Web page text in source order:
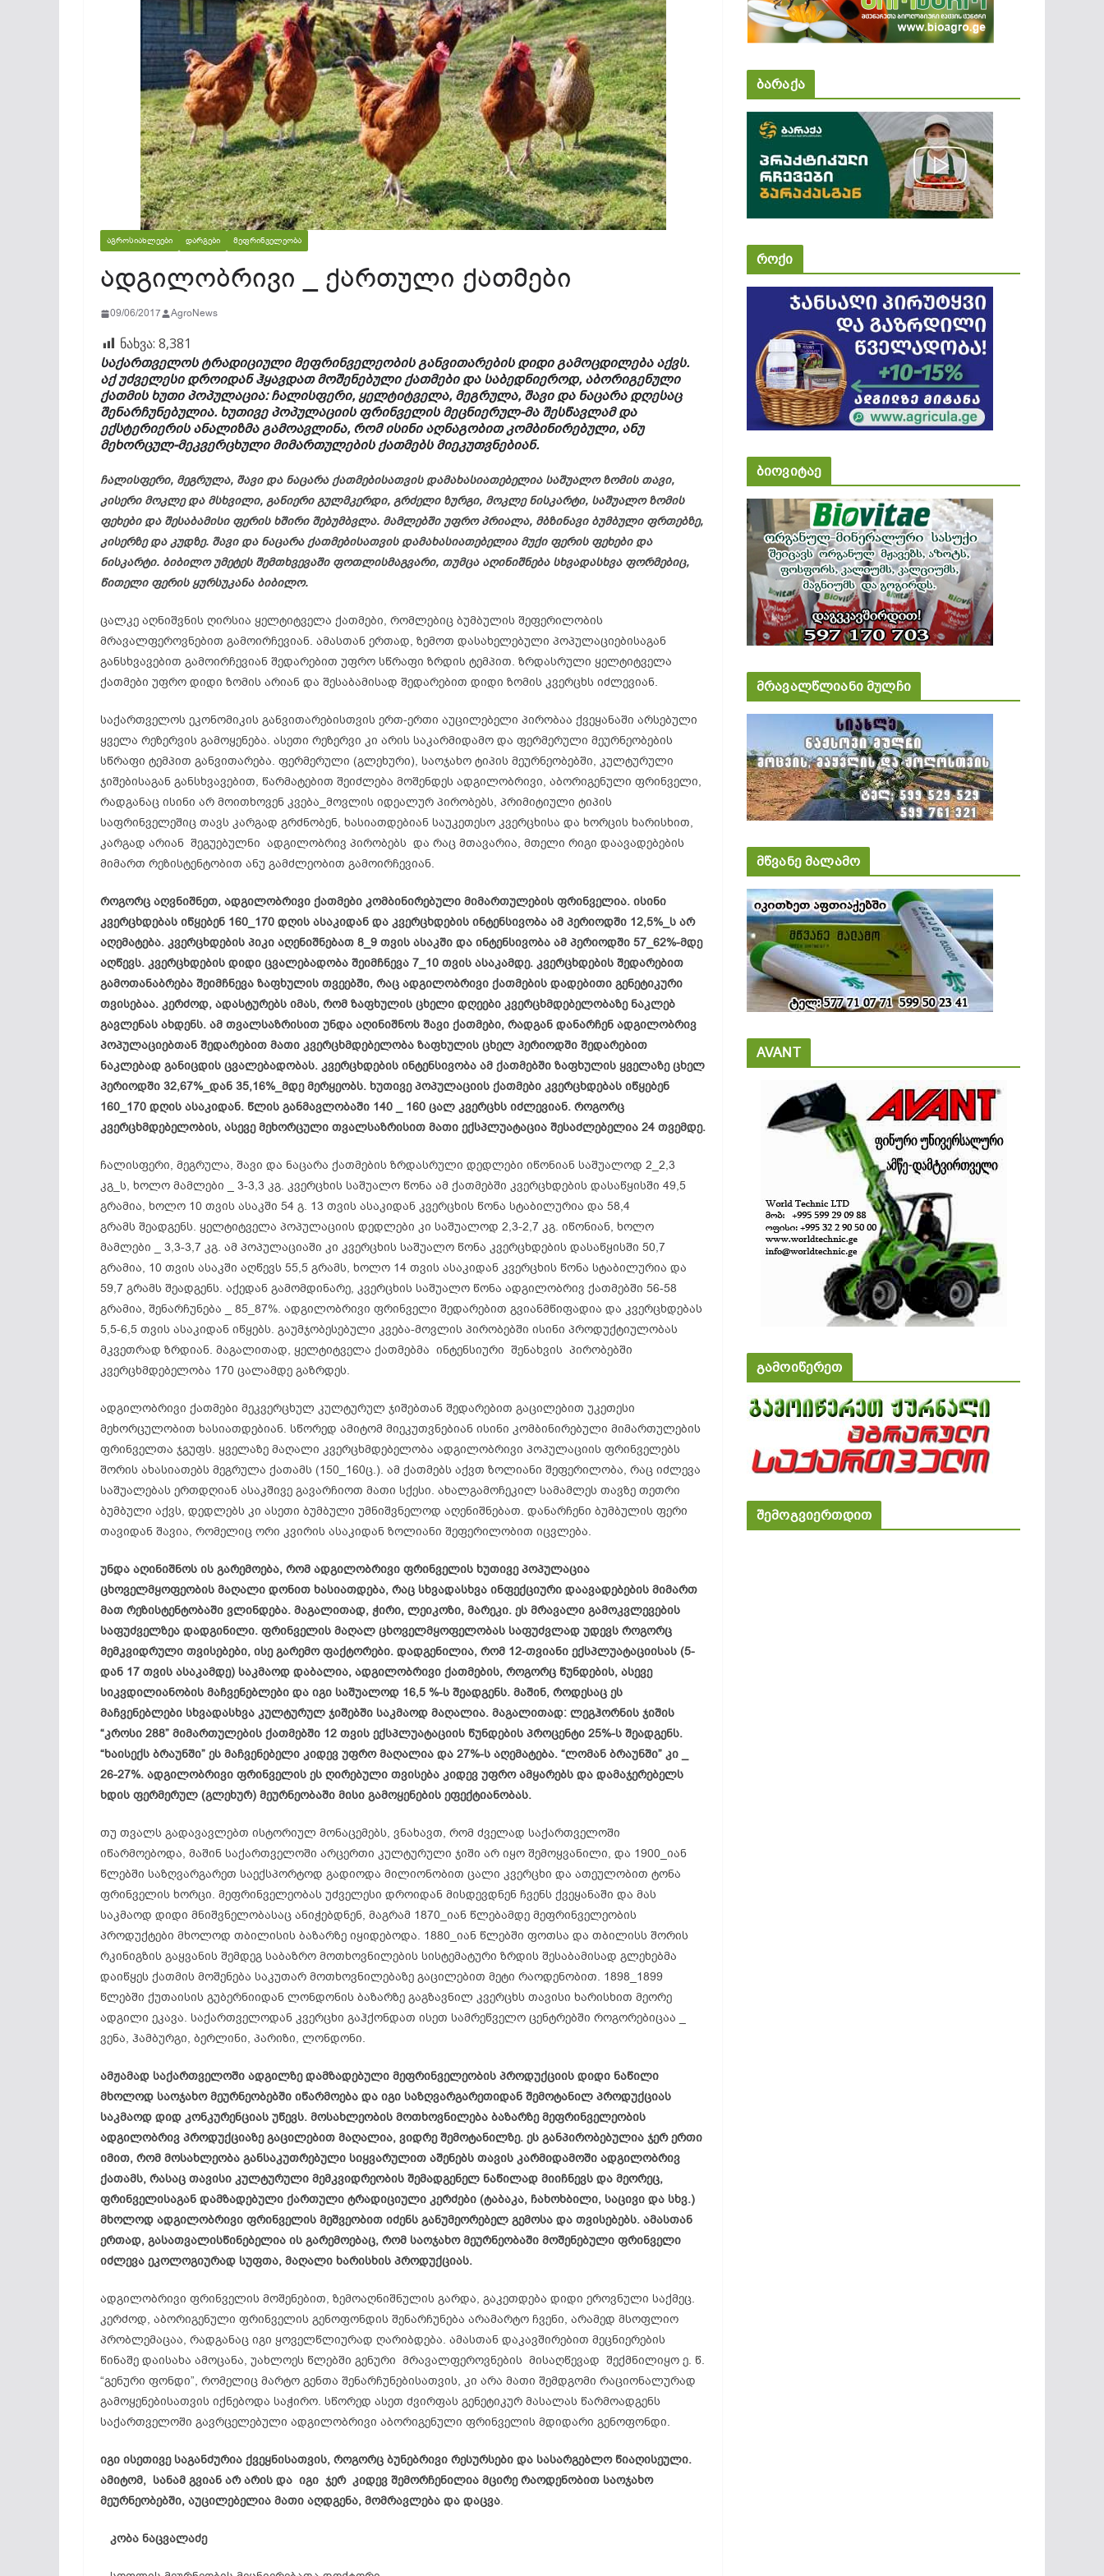
ᲐᲒᲠᲝᲡᲘᲐᲮᲚᲔᲔᲑᲘ ᲓᲐᲠᲒᲔᲑᲘ ᲛᲔᲤᲠᲘᲜᲕᲔᲚᲔᲝᲑᲐ
ადგილობრივი _ ქართული ქათმები
09/06/2017 AgroNews
ნახვა: 8,381
საქართველოს ტრადიციული მეფრინველეობის განვითარების დიდი გამოცდილება აქვს.
აქ უძველესი დროიდან ჰყავდათ მოშენებული ქათმები და საბედნიეროდ, აბორიგენული
ქათმის ხუთი პოპულაცია: ჩალისფერი,ყელტიტველა, მეგრულა, შავი და ნაცარა დღესაც
შენარჩუნებულია. ხუთივე პოპულაციის ფრინველისმეცნიერულ-მაშესწავლამ და
ექსტერიერის ანალიზმა გამოავლინა, რომ ისინი აღნაგობით კომბინირებული, ანუ
მეხორცულ-მეკვერცხულიმიმართულების ქათმებს მიეკუთვნებიან.
ჩალისფერი, მეგრულა, შავი და ნაცარაქათმებისათვისდამახასიათებელია საშუალო ზომის თავი,
კისერი მოკლე და მსხვილი, განიერი გულმკერდი, გრძელი ზურგი, მოკლე ნისკარტი, საშუალო ზომის
ფეხები და შესაბამისი ფერის ხშირი შებუმბვლა. მამლებშიუფრო პრიალა, მბზინავი ბუმბული ფრთებზე,
კისერზე და კუდზე. შავი და ნაცარაქათმებისათვისდამახასიათებელია მუქი ფერის ფეხები და
ნისკარტი. ბიბილო უმეტეს შემთხვევაში ფოთლისმაგვარი, თუმცა აღინიშნება სხვადასხვა ფორმებიც,
წითელი ფერისყურსუკანაბიბილო.
ცალკე აღნიშვნის ღირსია ყელტიტველა ქათმები, რომლებიც ბუმბულის შეფერილობის
მრავალფეროვნებით გამოირჩევიან. ამასთან ერთად, ზემოთ დასახელებული პოპულაციებისაგან
განსხვავებით გამოირჩევიან შედარებით უფრო სწრაფი ზრდის ტემპით. ზრდასრული ყელტიტველა
ქათმები უფრო დიდი ზომის არიან და შესაბამისად შედარებით დიდი ზომის კვერცხს იძლევიან.
საქართველოს ეკონომიკის განვითარებისთვის ერთ-ერთი აუცილებელი პირობაა ქვეყანაში არსებული
ყველა რეზერვის გამოყენება. ასეთი რეზერვი კი არის საკარმიდამო და ფერმერული მეურნეობების
სწრაფი ტემპით განვითარება. ფერმერული (გლეხური), საოჯახო ტიპის მეურნეობებში, კულტურული
ჯიშებისაგან განსხვავებით, წარმატებით შეიძლება მოშენდეს ადგილობრივი, აბორიგენული ფრინველი,
რადგანაც ისინი არ მოითხოვენ კვება_მოვლის იდეალურ პირობებს, პრიმიტიული ტიპის
საფრინველეშიც თავს კარგად გრძნობენ, ხასიათდებიან საუკეთესო კვერცხისა და ხორცის ხარისხით,
კარგად არიან შეგუებულნი ადგილობრივ პირობებს და რაც მთავარია, მთელი რიგი დაავადებების
მიმართ რეზისტენტობით ანუ გამძლეობით გამოირჩევიან.
როგორც აღვნიშნეთ, ადგილობრივი ქათმები კომბინირებული მიმართულების ფრინველია. ისინი
კვერცხდებას იწყებენ 160_170 დღის ასაკიდან და კვერცხდების ინტენსივობა ამ პერიოდში 12,5%_ს არ
აღემატება. კვერცხდების პიკი აღენიშნებათ 8_9 თვის ასაკში და ინტენსივობა ამ პერიოდში 57_62%-მდე
აღწევს. კვერცხდების დიდი ცვალებადობა შეიმჩნევა 7_10 თვის ასაკამდე. კვერცხდების შედარებით
გამოთანაბრება შეიმჩნევა ზაფხულის თვეებში, რაც ადგილობრივი ქათმების დადებითი გენეტიკური
თვისებაა. კერძოდ, ადასტურებს იმას, რომ ზაფხულის ცხელი დღეები კვერცხმდებელობაზენაკლებ
გავლენას ახდენს. ამ თვალსაზრისით უნდა აღინიშნოს შავი ქათმები, რადგან დანარჩენ ადგილობრივ
პოპულაციებთან შედარებით მათი კვერცხმდებელობა ზაფხულის ცხელ პერიოდში შედარებით
ნაკლებად განიცდის ცვალებადობას. კვერცხდების ინტენსივობა ამ ქათმებში ზაფხულის ყველაზე ცხელ
პერიოდში 32,67%_დან 35,16%_მდე მერყეობს. ხუთივე პოპულაციის ქათმები კვერცხდებას იწყებენ
160_170 დღის ასაკიდან. წლის განმავლობაში 140 _ 160 ცალ კვერცხს იძლევიან. როგორც
კვერცხმდებელობის, ასევე მეხორცული თვალსაზრისით მათი ექსპლუატაცია შესაძლებელია 24 თვემდე.
ჩალისფერი, მეგრულა, შავი და ნაცარა ქათმების ზრდასრული დედლები იწონიან საშუალოდ 2_2,3
კგ_ს, ხოლო მამლები _ 3-3,3 კგ. კვერცხის საშუალო წონა ამ ქათმებში კვერცხდების დასაწყისში 49,5
გრამია, ხოლო 10 თვის ასაკში 54 გ. 13 თვის ასაკიდან კვერცხის წონა სტაბილურია და 58,4
გრამს შეადგენს. ყელტიტველა პოპულაციის დედლები კი საშუალოდ 2,3-2,7 კგ. იწონიან, ხოლო
მამლები _ 3,3-3,7 კგ. ამ პოპულაციაში კი კვერცხის საშუალო წონა კვერცხდების დასაწყისში 50,7
გრამია, 10 თვის ასაკში აღწევს 55,5 გრამს, ხოლო 14 თვის ასაკიდან კვერცხის წონა სტაბილურია და
59,7 გრამს შეადგენს. აქედან გამომდინარე, კვერცხის საშუალო წონა ადგილობრივ ქათმებში 56-58
გრამია, შენარჩუნება _ 85_87%. ადგილობრივი ფრინველი შედარებით გვიანმწიფადია და კვერცხდებას
5,5-6,5 თვის ასაკიდან იწყებს. გაუმჯობესებული კვება-მოვლის პირობებში ისინი პროდუქტიულობას
მკვეთრად ზრდიან. მაგალითად, ყელტიტველა ქათმებმა ინტენსიური შენახვის პირობებში
კვერცხმდებელობა 170 ცალამდე გაზრდეს.
ადგილობრივი ქათმები მეკვერცხულ კულტურულ ჯიშებთან შედარებით გაცილებით უკეთესი
მეხორცულობით ხასიათდებიან. სწორედ ამიტომ მიეკუთვნებიან ისინი კომბინირებული მიმართულების
ფრინველთა ჯგუფს. ყველაზე მაღალი კვერცხმდებელობა ადგილობრივი პოპულაციის ფრინველებს
შორის ახასიათებს მეგრულა ქათამს (150_160ც.). ამ ქათმებს აქვთ ზოლიანი შეფერილობა, რაც იძლევა
საშუალებას ერთდღიან ასაკშივე გავარჩიოთ მათი სქესი. ახალგამოჩეკილ სამამლეს თავზე თეთრი
ბუმბული აქვს, დედლებს კი ასეთი ბუმბული უმნიშვნელოდ აღენიშნებათ. დანარჩენი ბუმბულის ფერი
თავიდან შავია, რომელიც ორი კვირის ასაკიდან ზოლიანი შეფერილობით იცვლება.
უნდა აღინიშნოს ის გარემოება, რომ ადგილობრივი ფრინველის ხუთივე პოპულაცია
ცხოველმყოფეობის მაღალი დონით ხასიათდება, რაც სხვადასხვა ინფექციური დაავადებების მიმართ
მათ რეზისტენტობაში ვლინდება. მაგალითად, ჭირი, ლეიკოზი, მარეკი. ეს მრავალი გამოკვლევების
საფუძველზეა დადგინილი. ფრინველის მაღალ ცხოველმყოფელობას საფუძვლად უდევს როგორც
მემკვიდრული თვისებები, ისე გარემო ფაქტორები. დადგენილია, რომ 12-თვიანი ექსპლუატაციისას (5-
დან 17 თვის ასაკამდე) საკმაოდ დაბალია, ადგილობრივი ქათმების, როგორც წუნდების, ასევე
სიკვდილიანობის მაჩვენებლები და იგი საშუალოდ 16,5 %-ს შეადგენს. მაშინ, როდესაც ეს
მაჩვენებლები სხვადასხვა კულტურულ ჯიშებში საკმაოდ მაღალია. მაგალითად: ლეგჰორნის ჯიშის
“კროსი 288” მიმართულების ქათმებში 12 თვის ექსპლუატაციის წუნდების პროცენტი 25%-ს შეადგენს.
“ხაისექს ბრაუნში” ეს მაჩვენებელი კიდევ უფრო მაღალია და 27%-ს აღემატება. “ლომან ბრაუნში” კი _
26-27%. ადგილობრივი ფრინველის ეს ღირებული თვისება კიდევ უფრო ამყარებს და დამაჯერებელს
ხდის ფერმერულ (გლეხურ) მეურნეობაში მისი გამოყენების ეფექტიანობას.
თუ თვალს გადავავლებთ ისტორიულ მონაცემებს, ვნახავთ, რომ ძველად საქართველოში
იწარმოებოდა, მაშინ საქართველოში არცერთი კულტურული ჯიში არ იყო შემოყვანილი, და 1900_იან
წლებში საზღვარგარეთ საექსპორტოდ გადიოდა მილიონობით ცალი კვერცხი და ათეულობით ტონა
ფრინველის ხორცი. მეფრინველეობას უძველესი დროიდან მისდევდნენ ჩვენს ქვეყანაში და მას
საკმაოდ დიდი მნიშვნელობასაც ანიჭებდნენ, მაგრამ 1870_იან წლებამდე მეფრინველეობის
პროდუქტები მხოლოდ თბილისის ბაზარზე იყიდებოდა. 1880_იან წლებში ფოთსა და თბილისს შორის
რკინიგზის გაყვანის შემდეგ საბაზრო მოთხოვნილების სისტემატური ზრდის შესაბამისად გლეხებმა
დაიწყეს ქათმის მოშენება საკუთარ მოთხოვნილებაზე გაცილებით მეტი რაოდენობით. 1898_1899
წლებში ქუთაისის გუბერნიიდან ლონდონის ბაზარზე გაგზავნილ კვერცხს თავისი ხარისხით მეორე
ადგილი ეკავა. საქართველოდან კვერცხი გაჰქონდათ ისეთ სამრეწველო ცენტრებში როგორებიცაა _
ვენა, ჰამბურგი, ბერლინი, პარიზი, ლონდონი.
ამჟამად საქართველოში ადგილზე დამზადებული მეფრინველეობის პროდუქციის დიდი ნაწილი
მხოლოდ საოჯახო მეურნეობებში იწარმოება და იგი საზღვარგარეთიდან შემოტანილ პროდუქციას
საკმაოდ დიდ კონკურენციას უწევს. მოსახლეობის მოთხოვნილება ბაზარზე მეფრინველეობის
ადგილობრივ პროდუქციაზე გაცილებით მაღალია, ვიდრე შემოტანილზე. ეს განპირობებულია ჯერ ერთი
იმით, რომ მოსახლეობა განსაკუთრებული სიყვარულით აშენებს თავის კარმიდამოში ადგილობრივ
ქათამს, რასაც თავისი კულტურული მემკვიდრეობის შემადგენელ ნაწილად მიიჩნევს და მეორეც,
ფრინველისაგან დამზადებული ქართული ტრადიციული კერძები (ტაბაკა, ჩახოხბილი, საცივი და სხვ.)
მხოლოდ ადგილობრივი ფრინველის მეშვეობით იძენს განუმეორებელ გემოსა და თვისებებს. ამასთან
ერთად, გასათვალისწინებელია ის გარემოებაც, რომ საოჯახო მეურნეობაში მოშენებული ფრინველი
იძლევა ეკოლოგიურად სუფთა, მაღალი ხარისხის პროდუქციას.
ადგილობრივი ფრინველის მოშენებით, ზემოაღნიშნულის გარდა, გაკეთდება დიდი ეროვნული საქმეც.
კერძოდ, აბორიგენული ფრინველის გენოფონდის შენარჩუნება არამარტო ჩვენი, არამედ მსოფლიო
პრობლემაცაა, რადგანაც იგი ყოველწლიურად ღარიბდება. ამასთან დაკავშირებით მეცნიერების
წინაშე დაისახა ამოცანა, უახლოეს წლებში გენური მრავალფეროვნების მისაღწევად შექმნილიყო ე. წ.
“გენური ფონდი”, რომელიც მარტო გენთა შენარჩუნებისათვის, კი არა მათი შემდგომი რაციონალურად
გამოყენებისათვის იქნებოდა საჭირო. სწორედ ასეთ ძვირფას გენეტიკურ მასალას წარმოადგენს
საქართველოში გავრცელებული ადგილობრივი აბორიგენული ფრინველის მდიდარი გენოფონდი.
იგი ისეთივე საგანძურია ქვეყნისათვის, როგორც ბუნებრივი რესურსები და სასარგებლო წიაღისეული.
ამიტომ, სანამ გვიან არ არის და იგი ჯერ კიდევ შემორჩენილია მცირე რაოდენობით საოჯახო
მეურნეობებში, აუცილებელია მათი აღდგენა, მომრავლება და დაცვა.
კობა ნაცვალაძე
ბარაქა
როქი
ბიოვიტაე
მრავალწლიანი მულჩი
მწვანე მალამო
AVANT
გამოიწერეთ
შემოგვიერთდით